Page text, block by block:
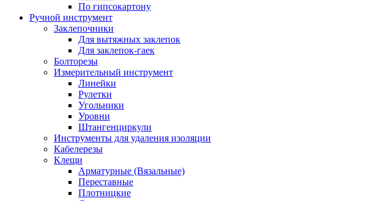
По гипсокартону
Ручной инструмент
Заклепочники
Для вытяжных заклепок
Для заклепок-гаек
Болторезы
Измерительный инструмент
Линейки
Рулетки
Угольники
Уровни
Штангенциркули
Инструменты для удаления изоляции
Кабелерезы
Клещи
Арматурные (Вязальные)
Переставные
Плотницкие